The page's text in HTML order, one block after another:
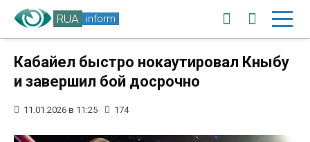
RUA inform
Кабайел быстро нокаутировал Кныбу
и завершил бой досрочно
11.01.2026 в 11:25 174